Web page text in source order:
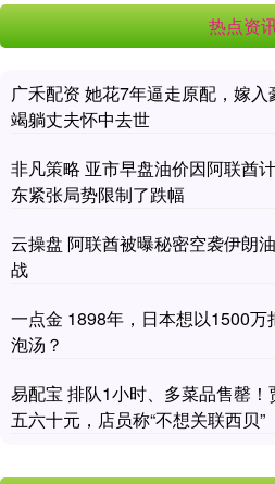
热点资
广禾配资 她花7年逼走原配，嫁
竭躺丈夫怀中去世
非凡策略 亚市早盘油价因阿联酋
东紧张局势限制了跌幅
云操盘 阿联酋被曝秘密空袭伊朗
战
一点金 1898年，日本想以1500
泡汤？
易配宝 排队1小时、多菜品售罄
五六十元，店员称“不想关联西贝”